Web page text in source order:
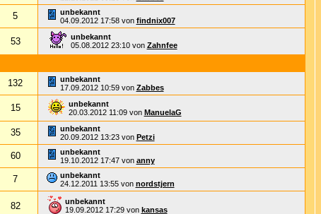
5
unbekannt
04.09.2012 17:58von findnix007
53
unbekannt
05.08.2012 23:10von Zahnfee
132
unbekannt
17.09.2012 10:59von Zabbes
15
unbekannt
20.03.2012 11:09von ManuelaG
35
unbekannt
20.09.2012 13:23von Petzi
60
unbekannt
19.10.2012 17:47von anny
7
unbekannt
24.12.2011 13:55von nordstjern
82
unbekannt
19.09.2012 17:29von kansas